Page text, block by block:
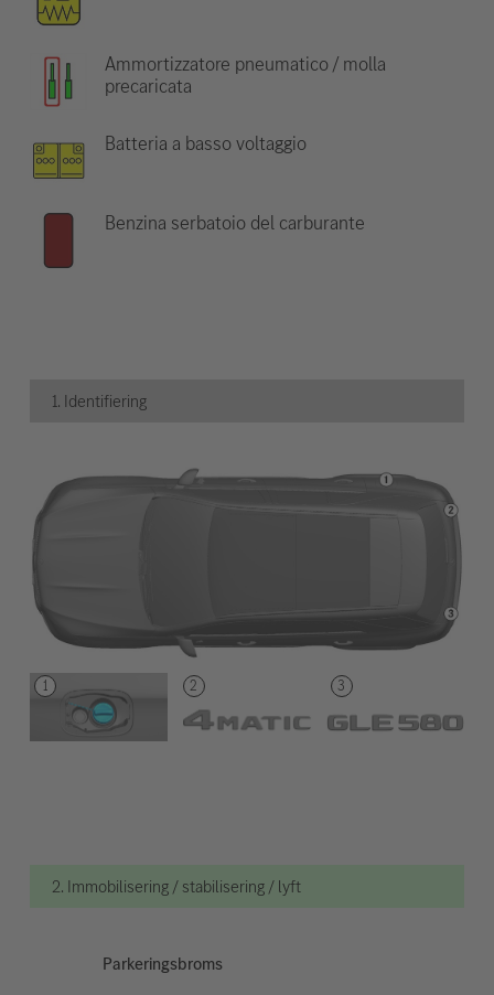
Ammortizzatore pneumatico / molla
precaricata
Batteria a basso voltaggio
Benzina serbatoio del carburante
1. Identifiering
2. Immobilisering / stabilisering / lyft
Parkeringsbroms